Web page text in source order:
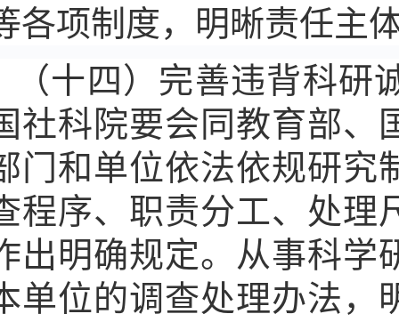
各项制度，明晰责任主
（十四）完善违背科
社科院要会同教育部、
门和单位依法依规研究
程序、职责分工、处理
出明确规定。从事科学
单位的调查处理办法，